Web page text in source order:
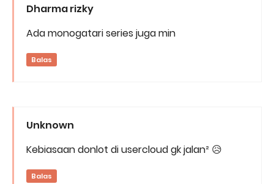
Dharma rizky
Ada monogatari series juga min
Balas
Unknown
Kebiasaan donlot di usercloud gk jalan² 😥
Balas